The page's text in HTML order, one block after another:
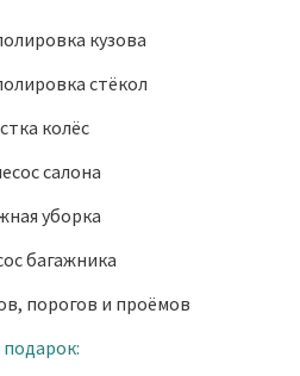
кузова
стёкол
колёс
салона
уборка
багажника
порогов и проёмов
подарок: